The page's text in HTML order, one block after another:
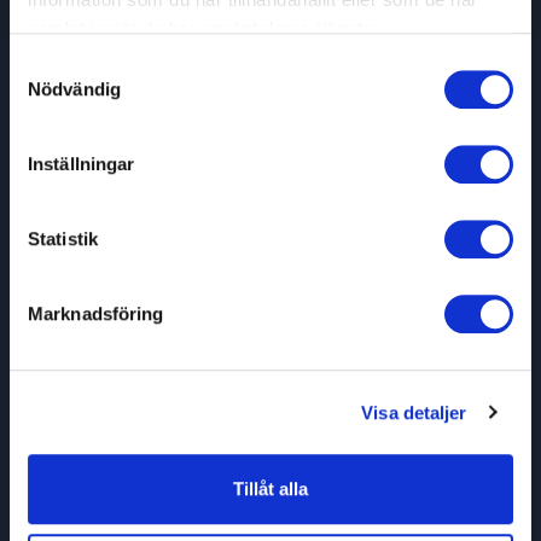
Nödvändig
Inställningar
Statistik
Marknadsföring
Visa detaljer
Tillåt alla
Blogginlägg om metaverse